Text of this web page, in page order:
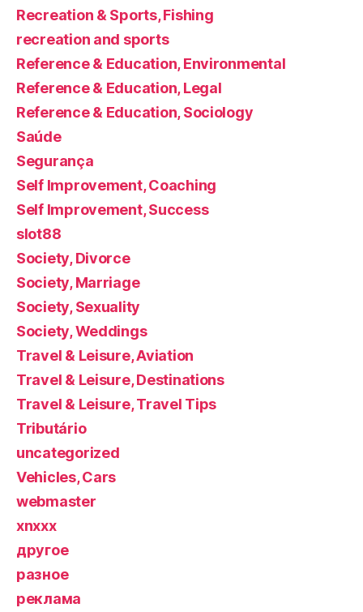
Recreation & Sports, Fishing
recreation and sports
Reference & Education, Environmental
Reference & Education, Legal
Reference & Education, Sociology
Saúde
Segurança
Self Improvement, Coaching
Self Improvement, Success
slot88
Society, Divorce
Society, Marriage
Society, Sexuality
Society, Weddings
Travel & Leisure, Aviation
Travel & Leisure, Destinations
Travel & Leisure, Travel Tips
Tributário
uncategorized
Vehicles, Cars
webmaster
xnxxx
другое
разное
реклама